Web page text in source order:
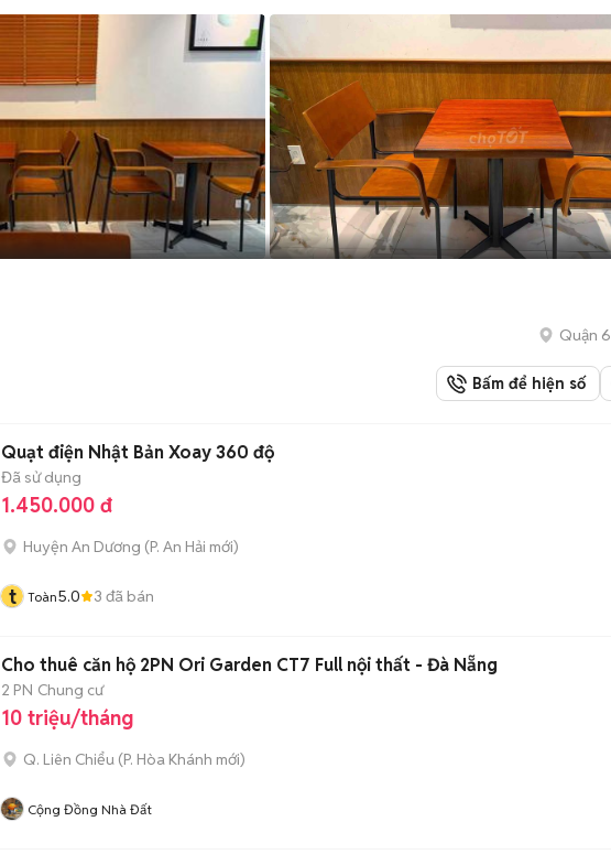
Quận 6
Bấm để hiện số
Quạt điện Nhật Bản Xoay 360 độ
Đã sử dụng
1.450.000 đ
Huyện An Dương (P. An Hải mới)
t Toàn5.0 3 đã bán
Cho thuê căn hộ 2PN Ori Garden CT7 Full nội thất - Đà Nẵng
2 PN Chung cư
10 triệu/tháng
Q. Liên Chiểu (P. Hòa Khánh mới)
Cộng Đồng Nhà Đất